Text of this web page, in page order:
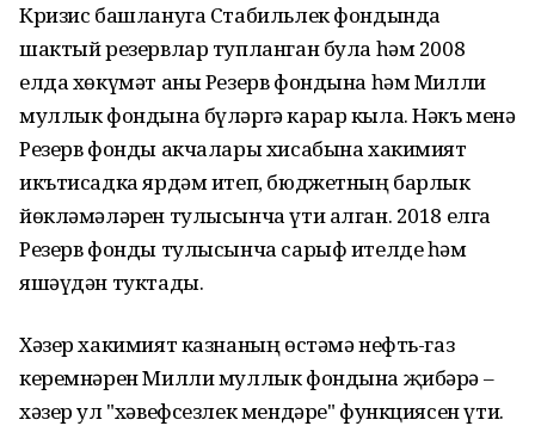
Кризис башлануга Стабильлек фондында
шактый резервлар тупланган була һәм 2008
елда хөкүмәт аны Резерв фондына һәм Милли
муллык фондына бүләргә карар кыла. Нәкъ менә
Резерв фонды акчалары хисабына хакимият
икътисадка ярдәм итеп, бюджетның барлык
йөкләмәләрен тулысынча үти алган. 2018 елга
Резерв фонды тулысынча сарыф ителде һәм
яшәүдән туктады.
Хәзер хакимият казнаның өстәмә нефть-газ
керемнәрен Милли муллык фондына җибәрә –
хәзер ул "хәвефсезлек мендәре" функциясен үти.